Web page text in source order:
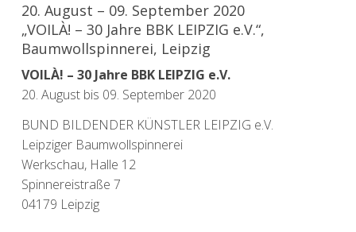
20. August – 09. September 2020
„VOILÀ! – 30 Jahre BBK LEIPZIG e.V.“,
Baumwollspinnerei, Leipzig
VOILÀ! – 30 Jahre BBK LEIPZIG e.V.
20. August bis 09. September 2020
BUND BILDENDER KÜNSTLER LEIPZIG e.V.
Leipziger Baumwollspinnerei
Werkschau, Halle 12
Spinnereistraße 7
04179 Leipzig